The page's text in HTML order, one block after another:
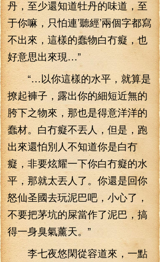
丹，至少還知道牡丹的味道，至
于你嘛，只怕連’聽經’兩個字都寫
不出來，這樣的蠢物白冇癡，也
好意思出來現…”
“…以你這樣的水平，就算是
撩起褲子，露出你的細短近無的
胯下之物來，那也是得意洋洋的
蠢材。白冇癡不丟人，但是，跑
出來還怕別人不知道你是白冇
癡，非要炫耀一下你白冇癡的水
平，那就太丟人了。你還是回你
怒仙圣國去玩泥巴吧，小心了，
不要把茅坑的屎當作了泥巴，搞
得一身臭氣薰天。”
李七夜悠閑從容道來，一點